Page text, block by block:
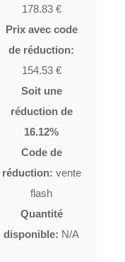
178.83 €
Prix avec code
de réduction:
154.53 €
Soit une
réduction de
16.12%
Code de
réduction: vente
flash
Quantité
disponible: N/A